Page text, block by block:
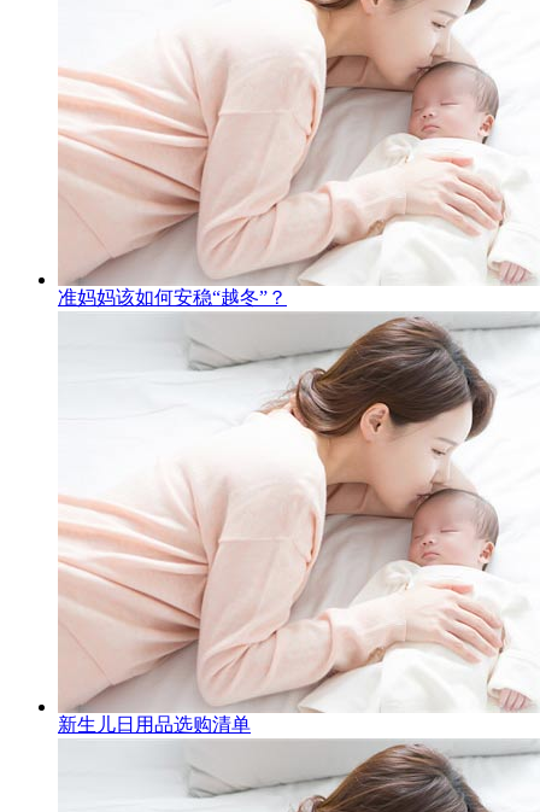
准妈妈该如何安稳“越冬”？
新生儿日用品选购清单